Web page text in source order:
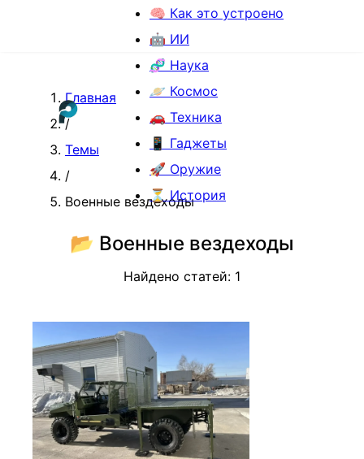
🧠 Как это устроено
🤖 ИИ
🧬 Наука
🪐 Космос
🚗 Техника
📱 Гаджеты
🚀 Оружие
⏳ История
Главная
/
Темы
/
Военные вездеходы
📂 Военные вездеходы
Найдено статей: 1